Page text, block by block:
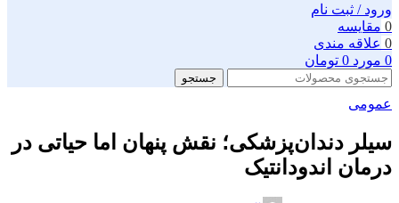
ورود / ثبت نام
0 مقايسه
0 علاقه مندی
0 مورد 0 تومان
جستجو
عمومی
سیلر دندان‌پزشکی؛ نقش پنهان اما حیاتی در
درمان اندودانتیک